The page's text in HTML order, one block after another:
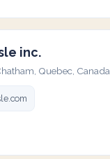
inc.
Quebec, Canada